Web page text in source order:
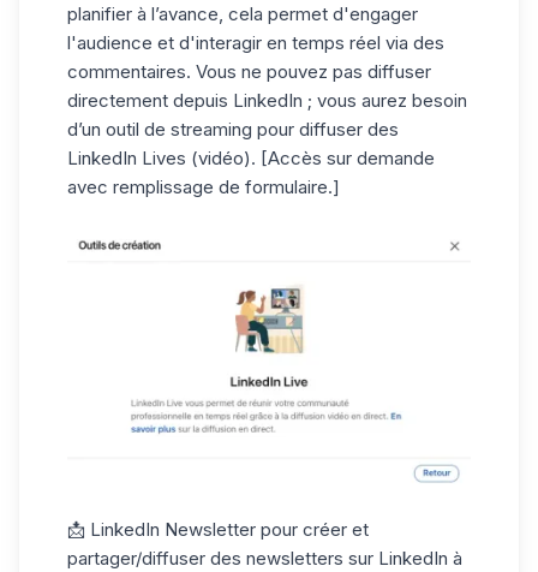
planifier à l’avance, cela permet d'engager
l'audience et d'interagir en temps réel via des
commentaires. Vous ne pouvez pas diffuser
directement depuis LinkedIn ; vous aurez besoin
d’un outil de streaming pour diffuser des
LinkedIn Lives (vidéo). [Accès sur demande
avec remplissage de formulaire.]
📩 LinkedIn Newsletter pour créer et
partager/diffuser des newsletters sur LinkedIn à